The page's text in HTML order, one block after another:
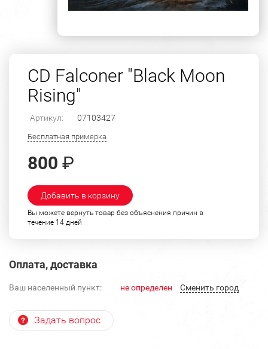
CD Falconer "Black Moon
Rising"
Артикул: 07103427
Бесплатная примерка
800 ₽
Добавить в корзину
Вы можете вернуть товар без объяснения причин в
течение 14 дней
Оплата, доставка
Ваш населенный пункт: не определен Cменить город
Задать вопрос